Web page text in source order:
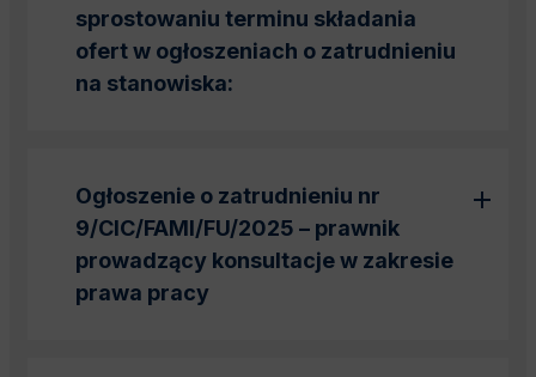
sprostowaniu terminu składania
ofert w ogłoszeniach o zatrudnieniu
na stanowiska:
Ogłoszenie o zatrudnieniu nr
9/CIC/FAMI/FU/2025 – prawnik
prowadzący konsultacje w zakresie
prawa pracy